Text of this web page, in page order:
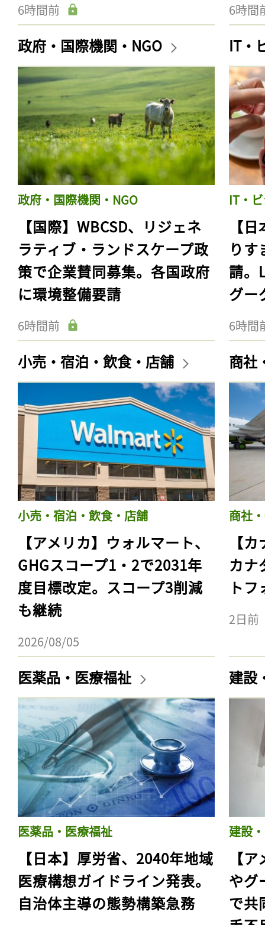
6時間前 6時間
政府・国際機関・NGO
政府・国際機関・NGO
【国際】WBCSD、リジェネ
ラティブ・ランドスケープ政
策で企業賛同募集。各国政府
に環境整備要請
6時間前
IT・
IT・
【
り
請。
グー
6時間
小売・宿泊・飲食・店舗
小売・宿泊・飲食・店舗
【アメリカ】ウォルマート、
GHGスコープ1・2で2031年
度目標改定。スコープ3削減
も継続
2026/08/05
商社
商社
【
カナ
ト
2日前
医薬品・医療福祉
医薬品・医療福祉
【日本】厚労省、2040年地域
医療構想ガイドライン発表。
自治体主導の態勢構築急務
建設
建設
【
やグ
で共